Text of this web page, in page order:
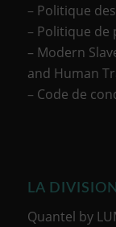
– Politique
– Politique de
– Modern
and Human
– Code de
LA
Quantel by